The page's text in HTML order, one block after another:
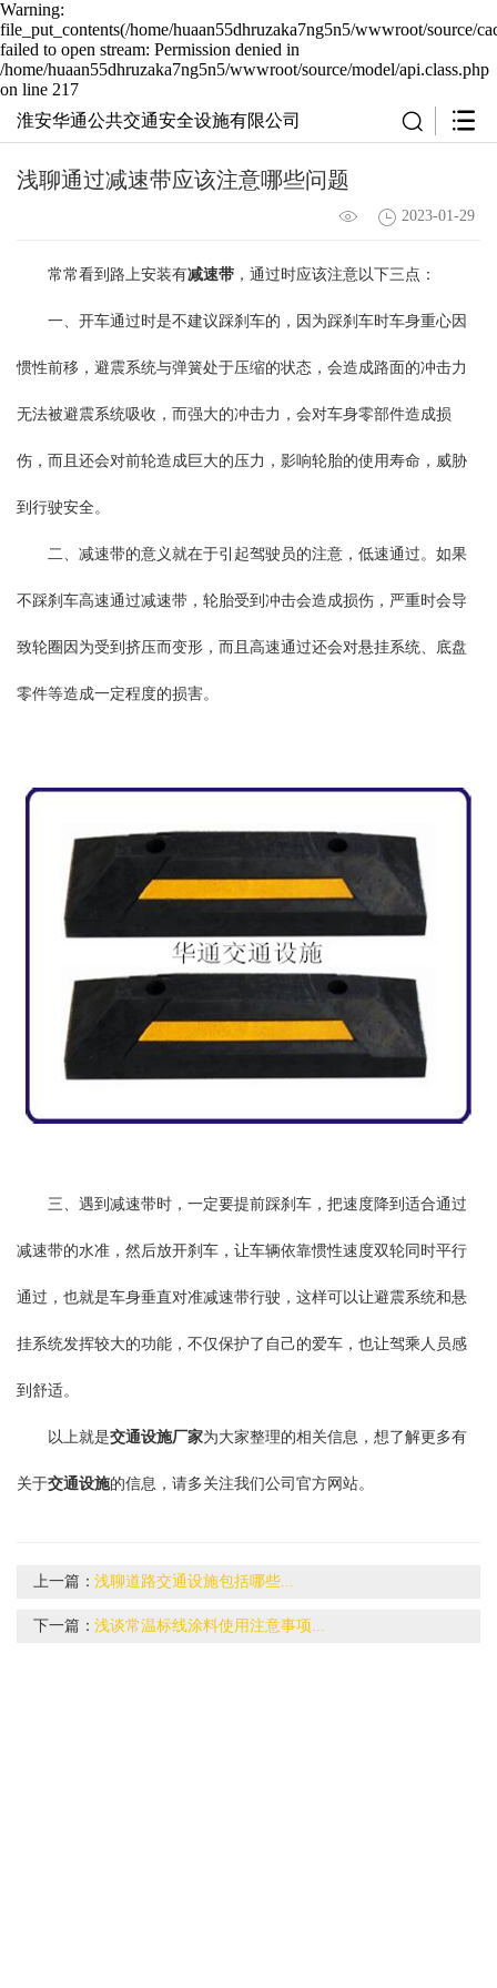
Warning:
file_put_contents(/home/huaan55dhruzaka7ng5n5/wwwroot/source/
failed to open stream: Permission denied in
/home/huaan55dhruzaka7ng5n5/wwwroot/source/model/api.class.php
on line 217
淮安华通公共交通安全设施有限公司
浅聊通过减速带应该注意哪些问题
2023-01-29
常常看到路上安装有减速带 ，通过时应该注意以下三点：
一、开车通过时是不建议踩刹车的，因为踩刹车时车身重心因
惯性前移，避震系统与弹簧处于压缩的状态，会造成路面的冲击力
无法被避震系统吸收，而强大的冲击力，会对车身零部件造成损
伤，而且还会对前轮造成巨大的压力，影响轮胎的使用寿命，威胁
到行驶安全。
二、减速带的意义就在于引起驾驶员的注意，低速通过。如果
不踩刹车高速通过减速带，轮胎受到冲击会造成损伤，严重时会导
致轮圈因为受到挤压而变形，而且高速通过还会对悬挂系统、底盘
零件等造成一定程度的损害。
三、遇到减速带时，一定要提前踩刹车，把速度降到适合通过
减速带的水准，然后放开刹车，让车辆依靠惯性速度双轮同时平行
通过，也就是车身垂直对准减速带行驶，这样可以让避震系统和悬
挂系统发挥较大的功能，不仅保护了自己的爱车，也让驾乘人员感
到舒适。
以上就是交通设施厂家为大家整理的相关信息，想了解更多有
关于交通设施的信息，请多关注我们公司官方网站。
上一篇：浅聊道路交通设施包括哪些...
下一篇：浅谈常温标线涂料使用注意事项...